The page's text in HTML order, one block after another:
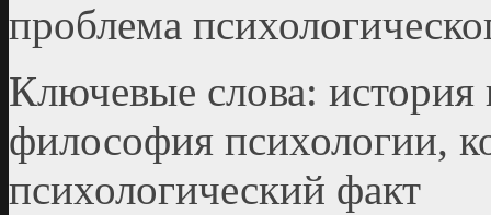
проблема
Ключевые слова: история
философия психологии,
психологический факт